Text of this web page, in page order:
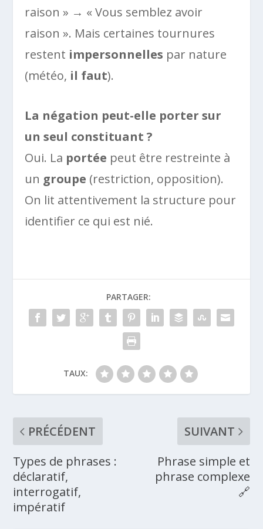
raison » → « Vous semblez avoir
raison ». Mais certaines tournures
restent impersonnelles par nature
(météo, il faut).
La négation peut-elle porter sur
un seul constituant ?
Oui. La portée peut être restreinte à
un groupe (restriction, opposition).
On lit attentivement la structure pour
identifier ce qui est nié.
PARTAGER:
TAUX:
PRÉCÉDENT
Types de phrases :
déclaratif,
interrogatif,
impératif
SUIVANT
Phrase simple et
phrase complexe
🔗